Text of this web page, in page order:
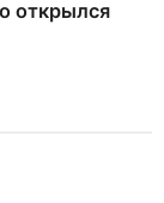
открылся